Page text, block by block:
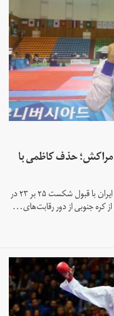
گرند پری تکواندو ۲۰۱۷ - مراکش؛ حذف کاظمی با
سعید رجبی تکواندوکار وزن منهای ۵۸ کیلو گرم ایران با قبول شکست ۲۵ بر ۲۳ در
کره جنوبی از دور رقابت‌های...